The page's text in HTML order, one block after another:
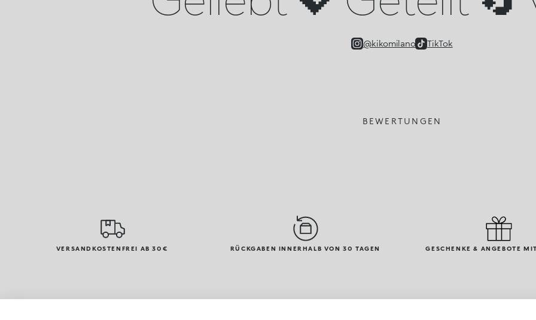
@kikomilano TikTok
BEWERTUNGEN
VERSANDKOSTENFREI AB 30€ RÜCKGABEN INNERHALB VON 30 TAGEN GESCHENKE & ANGEBOTE